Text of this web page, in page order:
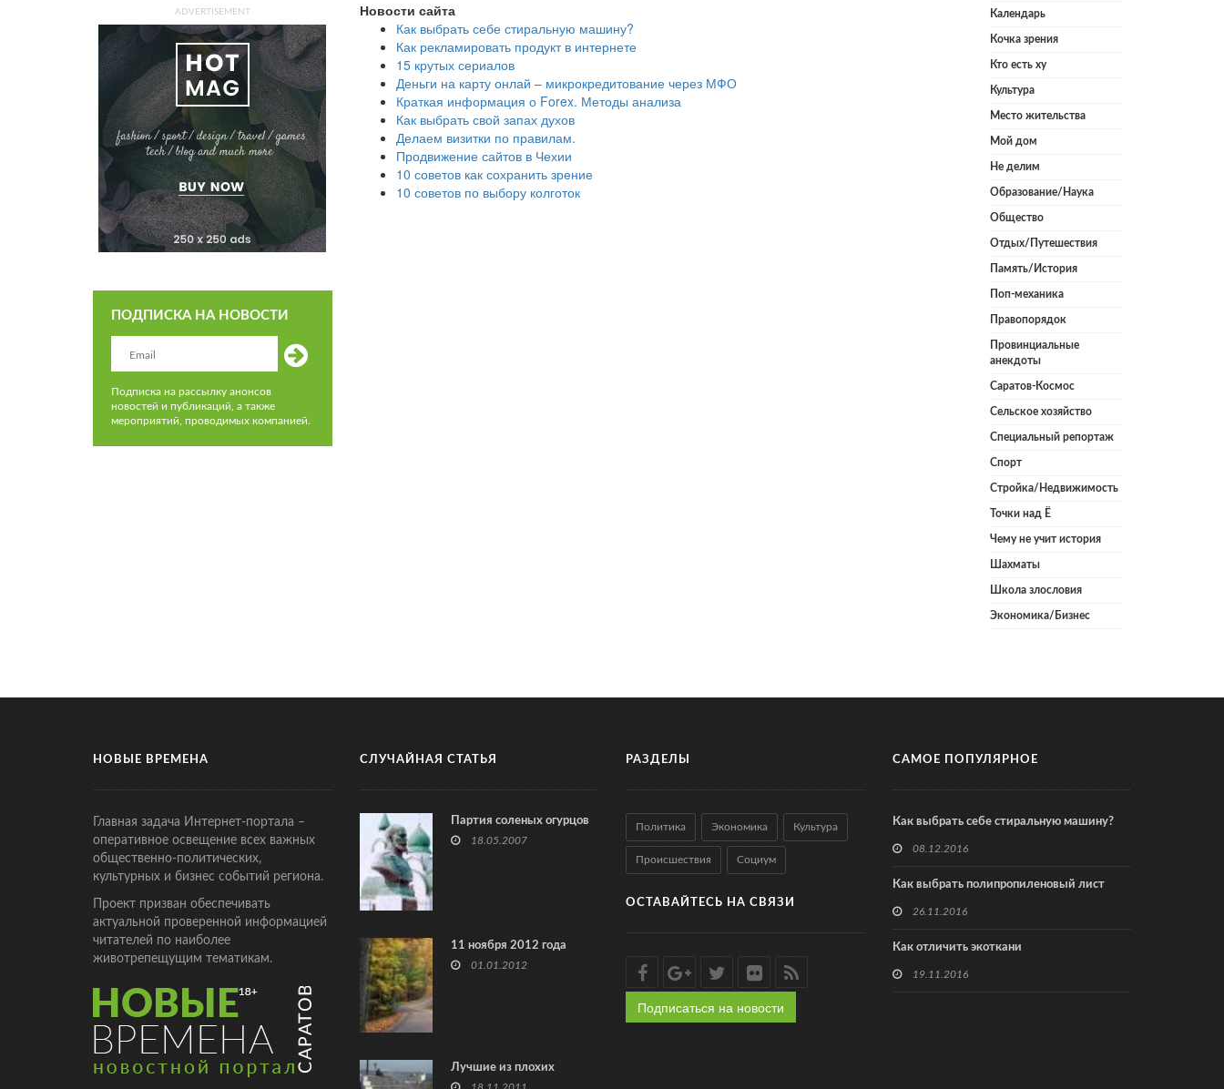
ADVERTISEMENT
ПОДПИСКА НА НОВОСТИ
Подписка на рассылку анонсов
новостей и публикаций, а также
мероприятий, проводимых компанией.
Новости сайта
Как выбрать себе стиральную машину?
Как рекламировать продукт в интернете
15 крутых сериалов
Деньги на карту онлай – микрокредитование через МФО
Краткая информация о Forex. Методы анализа
Как выбрать свой запах духов
Делаем визитки по правилам.
Продвижение сайтов в Чехии
10 советов как сохранить зрение
10 советов по выбору колготок
Календарь
Кочка зрения
Кто есть ху
Культура
Место жительства
Мой дом
Не делим
Образование/Наука
Общество
Отдых/Путешествия
Память/История
Поп-механика
Правопорядок
Провинциальные
анекдоты
Саратов-Космос
Сельское хозяйство
Специальный репортаж
Спорт
Стройка/Недвижимость
Точки над Ё
Чему не учит история
Шахматы
Школа злословия
Экономика/Бизнес
НОВЫЕ ВРЕМЕНА
Главная задача Интернет-портала –
оперативное освещение всех важных
общественно-политических,
культурных и бизнес событий региона.
Проект призван обеспечивать
актуальной проверенной информацией
читателей по наиболее
животрепещущим тематикам.
СЛУЧАЙНАЯ СТАТЬЯ
Партия соленых огурцов
18.05.2007
11 ноября 2012 года
01.01.2012
Лучшие из плохих
РАЗДЕЛЫ
Политика Экономика Культура
Происшествия Социум
ОСТАВАЙТЕСЬ НА СВЯЗИ
Подписаться на новости
САМОЕ ПОПУЛЯРНОЕ
Как выбрать себе стиральную машину?
08.12.2016
Как выбрать полипропиленовый лист
26.11.2016
Как отличить экоткани
19.11.2016